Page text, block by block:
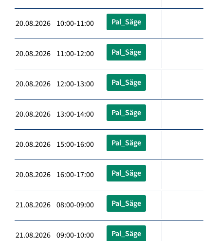
20.08.2026 10:00-11:00 Pal_Säge
20.08.2026 11:00-12:00 Pal_Säge
20.08.2026 12:00-13:00 Pal_Säge
20.08.2026 13:00-14:00 Pal_Säge
20.08.2026 15:00-16:00 Pal_Säge
20.08.2026 16:00-17:00 Pal_Säge
21.08.2026 08:00-09:00 Pal_Säge
21.08.2026 09:00-10:00 Pal_Säge